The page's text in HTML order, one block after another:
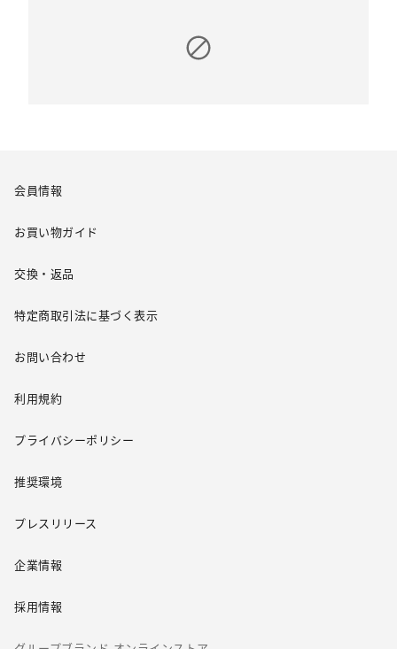
会員情報
お買い物ガイド
交換・返品
特定商取引法に基づく表示
お問い合わせ
利用規約
プライバシーポリシー
推奨環境
プレスリリース
企業情報
採用情報